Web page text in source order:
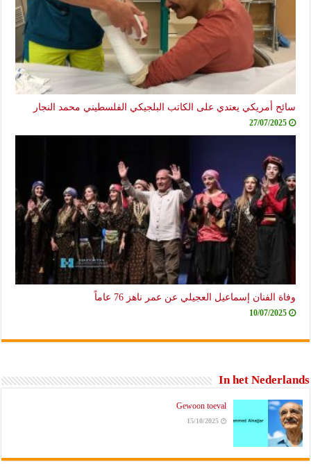
سائح أمريكي يعتدي على الكاتب البلجيكي الفلسطيني محمد النجار
27/07/2025
وفاة الفنان إسماعيل العجيلي عن عمر ناهز 76 عاماً
10/07/2025
In het Nederlands
Gewoon toeval
15/10/2025